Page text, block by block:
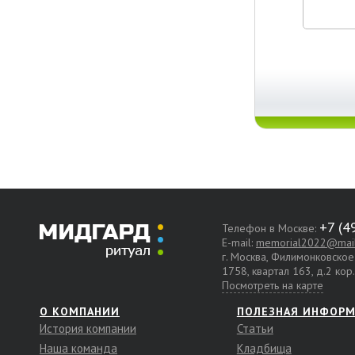
Телефон в Москве:
E-mail:
г. Москва,
1758, квартал 163, д.2
Посмотреть на карте
О КОМПАНИИ
История компании
Наша команда
ПОЛЕЗНАЯ
Статьи
Кладбища